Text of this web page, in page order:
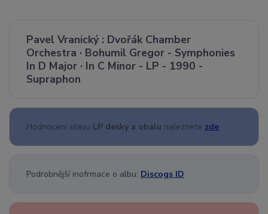
Pavel Vranický : Dvořák Chamber
Orchestra · Bohumil Gregor - Symphonies
In D Major · In C Minor - LP - 1990 -
Supraphon
Hodnocení stavu LP desky a obalu naleznete zde
Podrobnější inofrmace o albu: Discogs ID